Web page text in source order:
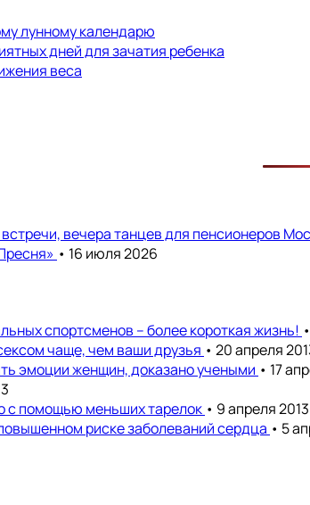
лунному календарю
дней для зачатия ребенка
веса
вечера танцев для пенсионеров
• 16 июля 2026
спортсменов – более короткая жизнь!
чаще, чем ваши друзья • 20 апреля
эмоции женщин, доказано учеными • 17
с помощью меньших тарелок • 9 апреля 2013
риске заболеваний сердца • 5